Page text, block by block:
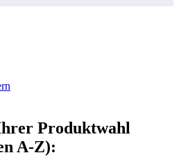
Produktwahl
A-Z):